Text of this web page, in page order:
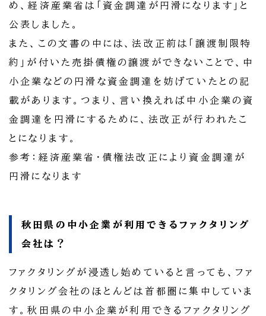
め、経済産業省は「資金調達が円滑になります」と
公表しました。
また、この文書の中には、法改正前は「譲渡制限特
約」が付いた売掛債権の譲渡ができないことで、中
小企業などの円滑な資金調達を妨げていたとの記
載があります。つまり、言い換えれば中小企業の資
金調達を円滑にするために、法改正が行われたこ
とになります。
参考：経済産業省・債権法改正により資金調達が
円滑になります
秋田県の中小企業が利用できるファクタリング
会社は？
ファクタリングが浸透し始めていると言っても、ファ
クタリング会社のほとんどは首都圏に集中していま
す。秋田県の中小企業が利用できるファクタリング